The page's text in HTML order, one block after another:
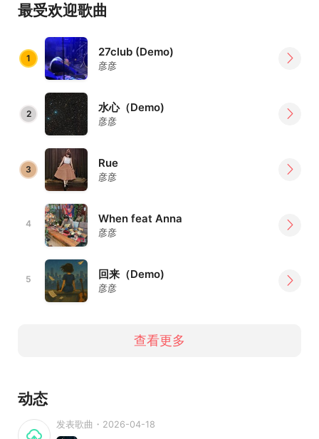
最受欢迎歌曲
1 27club (Demo)
彦彦
2 水心（Demo)
彦彦
3 Rue
彦彦
4 When feat Anna
彦彦
5 回来（Demo)
彦彦
查看更多
动态
发表歌曲・2026-04-18